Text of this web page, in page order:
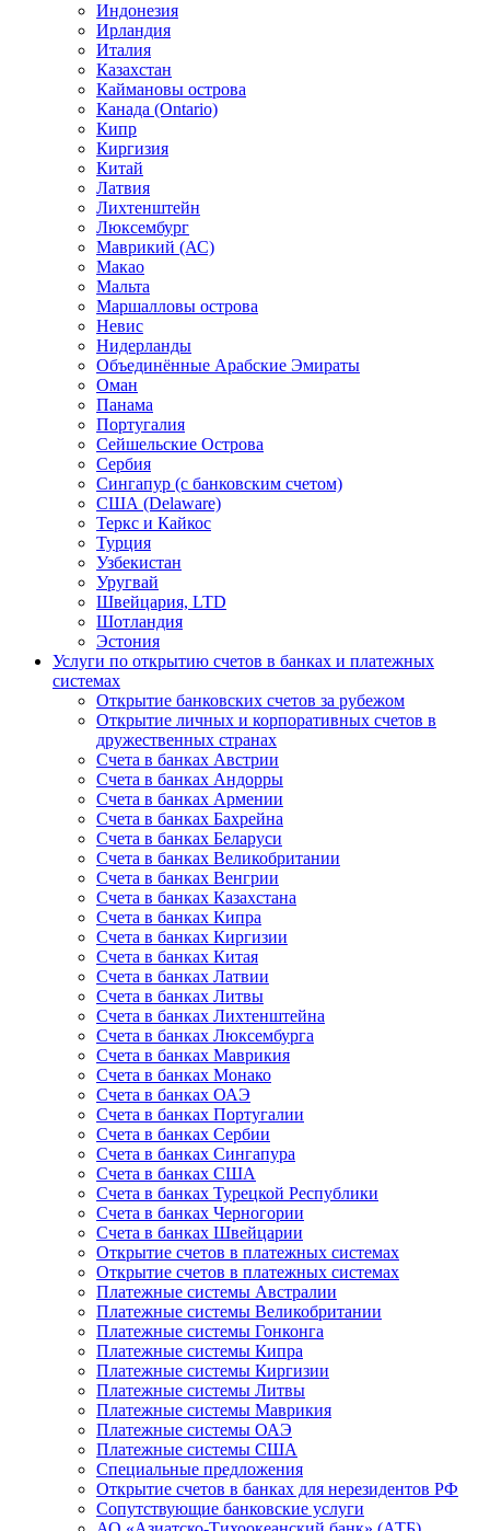
Индонезия
Ирландия
Италия
Казахстан
Каймановы острова
Канада (Ontario)
Кипр
Киргизия
Китай
Латвия
Лихтенштейн
Люксембург
Маврикий (АС)
Макао
Мальта
Маршалловы острова
Нeвис
Нидерланды
Объединённые Арабские Эмираты
Оман
Панама
Португалия
Сейшельские Острова
Сербия
Сингапур (c банковским счетом)
США (Delaware)
Теркс и Кайкос
Турция
Узбекистан
Уругвай
Швейцария, LTD
Шотландия
Эстония
Услуги по открытию счетов в банках и платежных
системах
Открытие банковских счетов за рубежом
Открытие личных и корпоративных счетов в
дружественных странах
Счета в банках Австрии
Счета в банках Андорры
Счета в банках Армении
Счета в банках Бахрейна
Счета в банках Беларуси
Счета в банках Великобритании
Счета в банках Венгрии
Счета в банках Казахстана
Счета в банках Кипра
Счета в банках Киргизии
Счета в банках Китая
Счета в банках Латвии
Счета в банках Литвы
Счета в банках Лихтенштейна
Счета в банках Люксембурга
Счета в банках Маврикия
Счета в банках Монако
Счета в банках ОАЭ
Счета в банках Португалии
Счета в банках Сербии
Счета в банках Сингапура
Счета в банках США
Счета в банках Турецкой Республики
Счета в банках Черногории
Счета в банках Швейцарии
Открытие счетов в платежных системах
Открытие счетов в платежных системах
Платежные системы Австралии
Платежные системы Великобритании
Платежные системы Гонконга
Платежные системы Кипра
Платежные системы Киргизии
Платежные системы Литвы
Платежные системы Маврикия
Платежные системы ОАЭ
Платежные системы США
Специальные предложения
Открытие счетов в банках для нерезидентов РФ
Сопутствующие банковские услуги